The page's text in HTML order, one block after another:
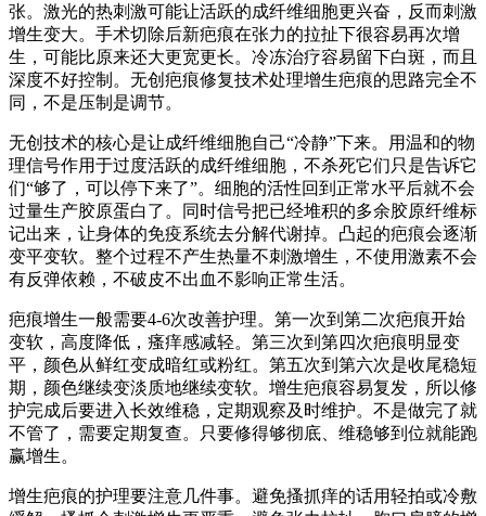
张。激光的热刺激可能让活跃的成纤维细胞更兴奋，反而刺激
增生变大。手术切除后新疤痕在张力的拉扯下很容易再次增
生，可能比原来还大更宽更长。冷冻治疗容易留下白斑，而且
深度不好控制。无创疤痕修复技术处理增生疤痕的思路完全不
同，不是压制是调节。
无创技术的核心是让成纤维细胞自己“冷静”下来。用温和的物
理信号作用于过度活跃的成纤维细胞，不杀死它们只是告诉它
们“够了，可以停下来了”。细胞的活性回到正常水平后就不会
过量生产胶原蛋白了。同时信号把已经堆积的多余胶原纤维标
记出来，让身体的免疫系统去分解代谢掉。凸起的疤痕会逐渐
变平变软。整个过程不产生热量不刺激增生，不使用激素不会
有反弹依赖，不破皮不出血不影响正常生活。
疤痕增生一般需要4-6次改善护理。第一次到第二次疤痕开始
变软，高度降低，瘙痒感减轻。第三次到第四次疤痕明显变
平，颜色从鲜红变成暗红或粉红。第五次到第六次是收尾稳短
期，颜色继续变淡质地继续变软。增生疤痕容易复发，所以修
护完成后要进入长效维稳，定期观察及时维护。不是做完了就
不管了，需要定期复查。只要修得够彻底、维稳够到位就能跑
赢增生。
增生疤痕的护理要注意几件事。避免搔抓痒的话用轻拍或冷敷